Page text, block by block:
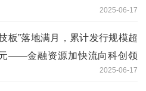
2025-06-17
板”落地满月，累计发行规模超
——金融资源加快流向科创领
2025-06-17